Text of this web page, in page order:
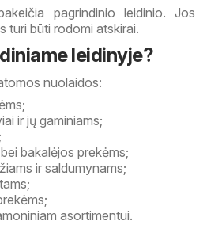
pagrindinio leidinio. Jos
turi būti rodomi atskirai.
leidinyje?
nuolaidos:
ir jų gaminiams;
bakalėjos prekėms;
ir saldumynams;
asortimentui.